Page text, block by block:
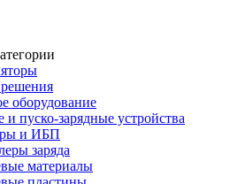
оборудование
и пуско-зарядные устройства
и ИБП
заряда
материалы